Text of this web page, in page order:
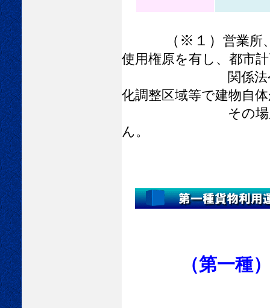
（※１） 営業所
使用権原を有し、都市
関係法令に抵触
化調整区域等で建物自
その場所では営
ん。
（第一種